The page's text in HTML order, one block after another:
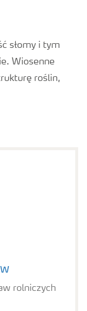
słomy i tym
Wiosenne
roślin,
rolniczych